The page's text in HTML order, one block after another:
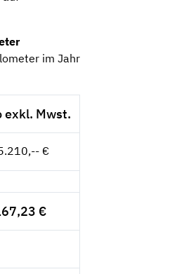
im Jahr
exkl. Mwst.
€
€